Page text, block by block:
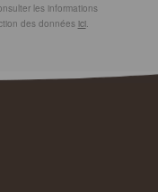
les informations
des données ici.